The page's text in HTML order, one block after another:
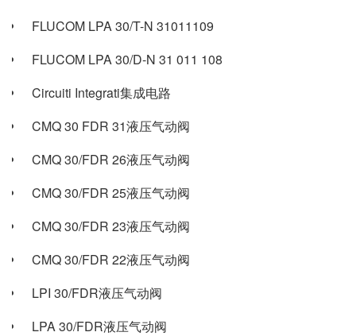
FLUCOM LPA 30/T-N 31011109
FLUCOM LPA 30/D-N 31 011 108
Circuiti Integrati集成电路
CMQ 30 FDR 31液压气动阀
CMQ 30/FDR 26液压气动阀
CMQ 30/FDR 25液压气动阀
CMQ 30/FDR 23液压气动阀
CMQ 30/FDR 22液压气动阀
LPI 30/FDR液压气动阀
LPA 30/FDR液压气动阀